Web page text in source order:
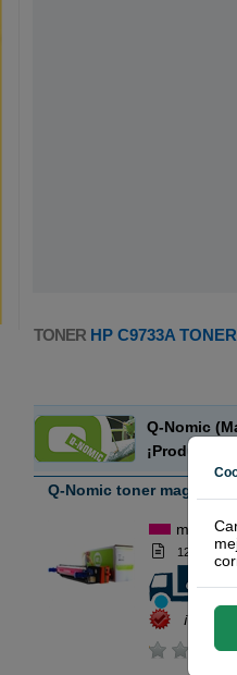
TONER HP C9733A
Q-Nomic
¡Producto
Q-Nomic toner magenta
magenta
12.000